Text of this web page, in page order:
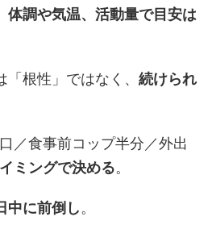
体調や気温、活動量で目安は
根性」ではなく、 続けられ
／食事前コップ半分／外出
ミングで決める。
中に前倒し。